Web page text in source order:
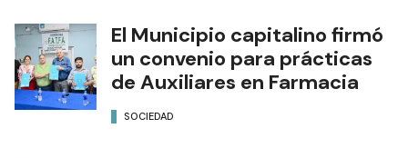
El Municipio capitalino firmó
un convenio para prácticas
de Auxiliares en Farmacia
SOCIEDAD